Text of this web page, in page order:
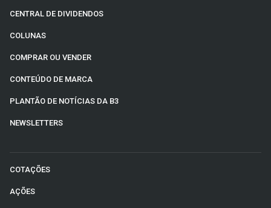
CENTRAL DE DIVIDENDOS
COLUNAS
COMPRAR OU VENDER
CONTEÚDO DE MARCA
PLANTÃO DE NOTÍCIAS DA B3
NEWSLETTERS
COTAÇÕES
AÇÕES